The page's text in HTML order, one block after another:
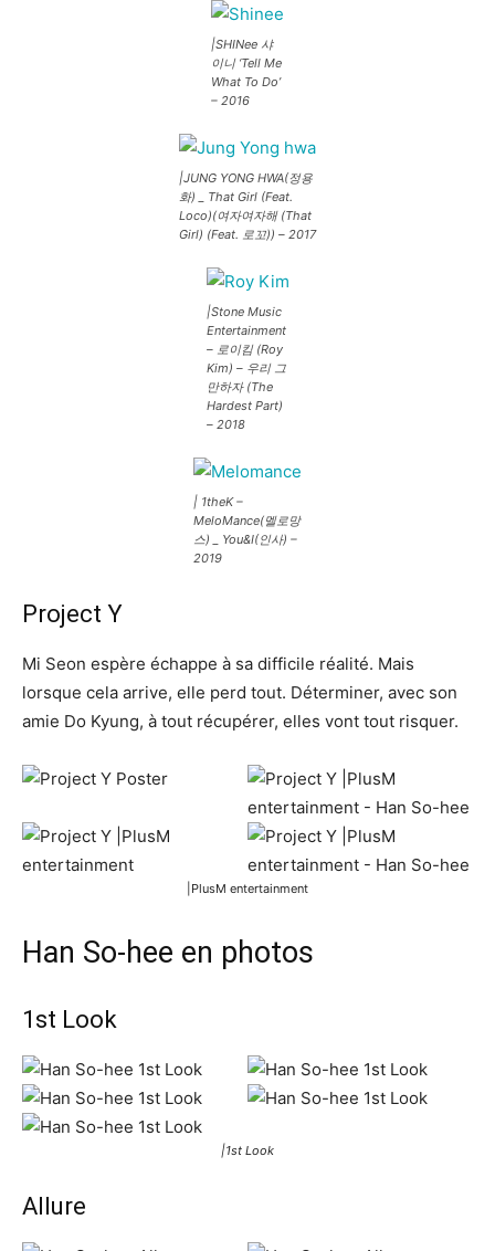
|SHINee 샤
이니 ‘Tell Me
What To Do’
– 2016
|JUNG YONG HWA(정용
화) _ That Girl (Feat.
Loco)(여자여자해 (That
Girl) (Feat. 로꼬)) – 2017
|Stone Music
Entertainment
– 로이킴 (Roy
Kim) – 우리 그
만하자 (The
Hardest Part)
– 2018
| 1theK –
MeloMance(멜로망
스) _ You&I(인사) –
2019
Project Y
Mi Seon espère échappe à sa difficile réalité. Mais
lorsque cela arrive, elle perd tout. Déterminer, avec son
amie Do Kyung, à tout récupérer, elles vont tout risquer.
|PlusM entertainment
Han So-hee en photos
1st Look
|1st Look
Allure